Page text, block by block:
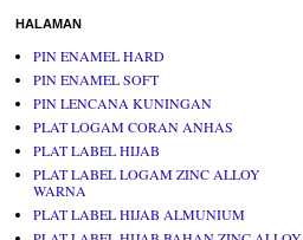
HALAMAN
PIN ENAMEL HARD
PIN ENAMEL SOFT
PIN LENCANA KUNINGAN
PLAT LOGAM CORAN ANHAS
PLAT LABEL HIJAB
PLAT LABEL LOGAM ZINC ALLOY
WARNA
PLAT LABEL HIJAB ALMUNIUM